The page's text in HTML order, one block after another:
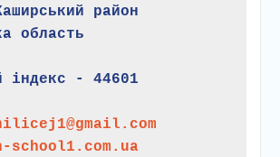
район
область
індекс - 44601
school1.com.ua